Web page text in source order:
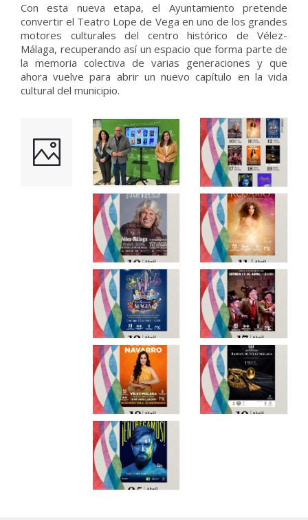
Con esta nueva etapa, el Ayuntamiento pretende
convertir el Teatro Lope de Vega en uno de los grandes
motores culturales del centro histórico de Vélez-
Málaga, recuperando así un espacio que forma parte de
la memoria colectiva de varias generaciones y que
ahora vuelve para abrir un nuevo capítulo en la vida
cultural del municipio.